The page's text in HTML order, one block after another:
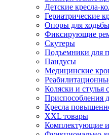
Детские кресла-
Гериатрические
Опоры для ходьбы
Фиксирующие
Скутеры
Подъемники для
Пандусы
Медицинские
Коляски и
Приспособления
Кресла
XXL товары
Комплектующие и